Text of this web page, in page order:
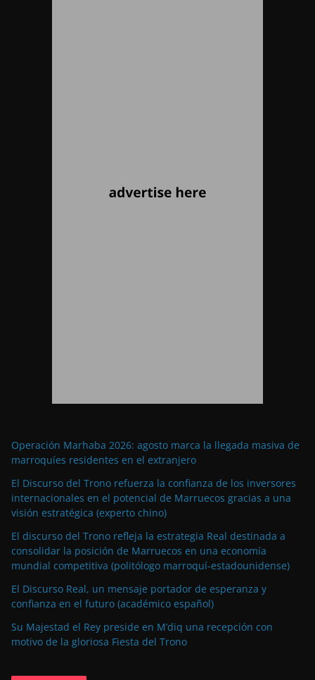
Operación Marhaba 2026: agosto marca la llegada masiva de
marroquíes residentes en el extranjero
El Discurso del Trono refuerza la confianza de los inversores
internacionales en el potencial de Marruecos gracias a una
visión estratégica (experto chino)
El discurso del Trono refleja la estrategia Real destinada a
consolidar la posición de Marruecos en una economía
mundial competitiva (politólogo marroquí-estadounidense)
El Discurso Real, un mensaje portador de esperanza y
confianza en el futuro (académico español)
Su Majestad el Rey preside en M’diq una recepción con
motivo de la gloriosa Fiesta del Trono